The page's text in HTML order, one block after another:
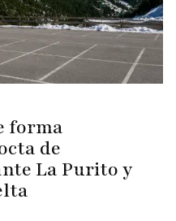
forma
de
La Purito y